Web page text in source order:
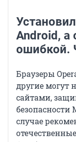
Android, а
ошибкой.
Браузеры
другие могут
сайтами,
случае